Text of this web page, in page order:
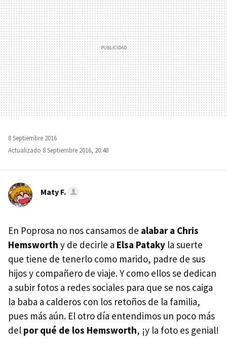
8 Septiembre 2016
Actualizado 8 Septiembre 2016, 20:48
Maty F.
En Poprosa no nos cansamos de alabar a Chris
Hemsworth y de decirle a Elsa Pataky la suerte
que tiene de tenerlo como marido, padre de sus
hijos y compañero de viaje. Y como ellos se dedican
a subir fotos a redes sociales para que se nos caiga
la baba a calderos con los retoños de la familia,
pues más aún. El otro día entendimos un poco más
del por qué de los Hemsworth, ¡y la foto es genial!